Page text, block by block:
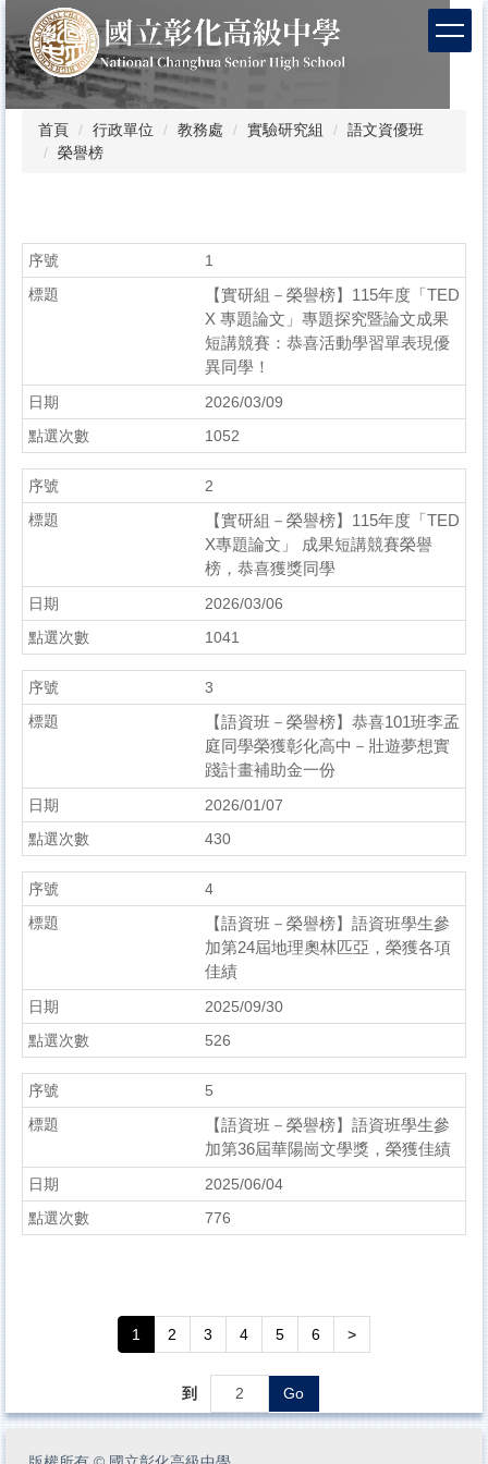
到
主
要
內
首頁 行政單位 教務處 實驗研究組
語文資優班
榮譽榜
1
【實研組－榮譽榜】115年度「TED
X 專題論文」專題探究暨論文成果
短講競賽：恭喜活動學習單表現優
異同學！
2026/03/09
1052
2
【實研組－榮譽榜】115年度「TED
X專題論文」 成果短講競賽榮譽
榜，恭喜獲獎同學
2026/03/06
1041
3
【語資班－榮譽榜】恭喜101班李孟
庭同學榮獲彰化高中－壯遊夢想實
踐計畫補助金一份
2026/01/07
430
4
【語資班－榮譽榜】語資班學生參
加第24屆地理奧林匹亞，榮獲各項
佳績
2025/09/30
526
5
【語資班－榮譽榜】語資班學生參
加第36屆華陽崗文學獎，榮獲佳績
2025/06/04
776
1 2 3 4 5 6 >
到 Go